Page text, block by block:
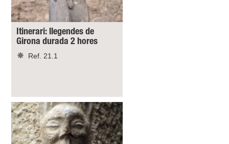
Itinerari: llegendes de
Girona durada 2 hores
Ref. 21.1